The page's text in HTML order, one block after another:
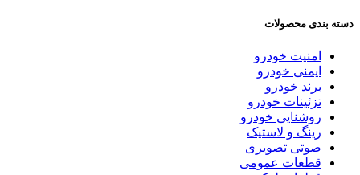
دسته بندی محصولات
امنیت خودرو
ایمنی خودرو
برند خودرو
تزئینات خودرو
روشنایی خودرو
رینگ و لاستیک
صوتی تصویری
قطعات عمومی